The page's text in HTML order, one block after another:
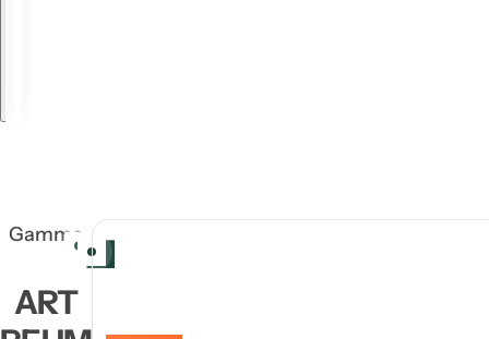
Gamme
ART